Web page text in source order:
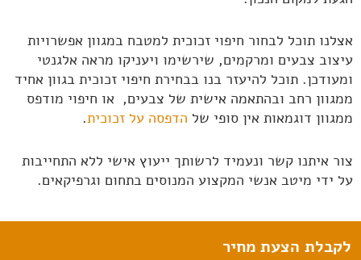
אצלנו תוכל לבחור חיפוי זכוכית למטבח במגוון אפשרויות
עיצוב צבעים ומרקמים, שירשימו ויעניקו מראה אלגנטי
ומעודכן. תוכל להיעזר בנו בבחירת חיפוי זכוכית בגוון אחיד
ממגוון רחב ובהתאמה אישית של צבעים, או חיפוי מודפס
ממגוון דוגמאות אין סופי של הדפסה על זכוכית.
צור איתנו קשר ונעמיד לרשותך ייעוץ אישי ללא התחייבות
על ידי מיטב אנשי המקצוע המנוסים בתחום וגרפיקאים.
לקבלת הצעת מחיר